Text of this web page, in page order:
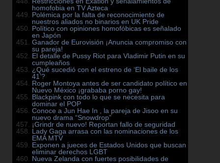
homofobia en TV Azteca
Polémica por la falta de reconocimiento de
nuestros aliados no binarios en UK Pride
Político con opiniones homofóbicas es señalado
en Japón
Ganador de Eurovisión ¡Anuncia compromiso con
su pareja!
El detalle de Pussy Riot para Vladimir Putin en su
cumpleaños
¿Qué sucedió con el estreno de ‘El baile de los
41’?
Roger Montoya antes de ser candidato político en
Nuevo México ¡grababa porno gay!
Blackpink con todo lo que se necesita para
dominar el POP
Conoce a Jun Hae In , la pareja de Jisoo en su
nuevo drama “Snowdrop”
¡Grindr de nuevo! Reportan fallo de seguridad
Lady Gaga arrasa con las nominaciones de los
EMA MTV
Exponen a jueces de Estados Unidos que buscan
eliminar derechos LGBT
Nueva Zelanda con fuertes posibilidades de